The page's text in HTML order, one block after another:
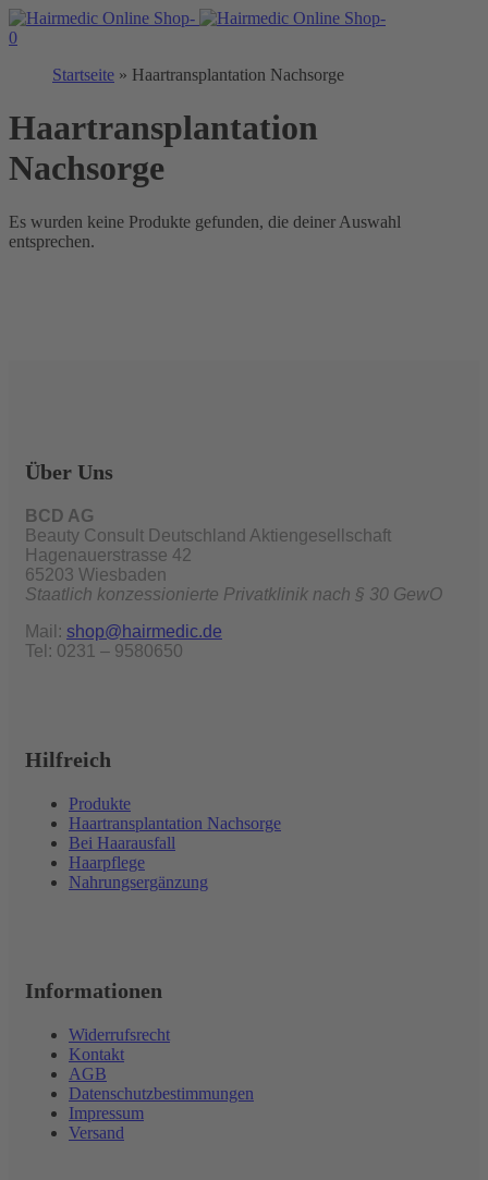
0
Startseite » Haartransplantation Nachsorge
Haartransplantation
Nachsorge
Es wurden keine Produkte gefunden, die deiner Auswahl
entsprechen.
Über Uns
BCD AG
Beauty Consult Deutschland Aktiengesellschaft
Hagenauerstrasse 42
65203 Wiesbaden
Staatlich konzessionierte Privatklinik nach § 30 GewO
Mail: shop@hairmedic.de
Tel: 0231 – 9580650
Hilfreich
Produkte
Haartransplantation Nachsorge
Bei Haarausfall
Haarpflege
Nahrungsergänzung
Informationen
Widerrufsrecht
Kontakt
AGB
Datenschutzbestimmungen
Impressum
Versand